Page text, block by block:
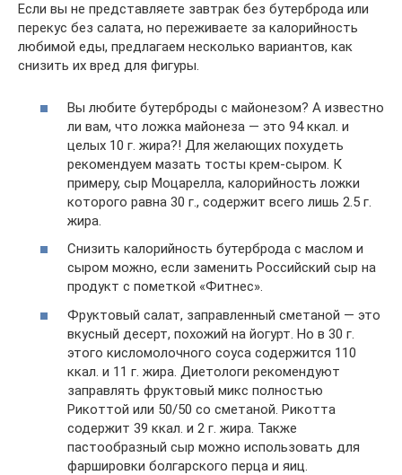
Если вы не представляете завтрак без бутерброда или
перекус без салата, но переживаете за калорийность
любимой еды, предлагаем несколько вариантов, как
снизить их вред для фигуры.
Вы любите бутерброды с майонезом? А известно
ли вам, что ложка майонеза — это 94 ккал. и
целых 10 г. жира?! Для желающих похудеть
рекомендуем мазать тосты крем-сыром. К
примеру, сыр Моцарелла, калорийность ложки
которого равна 30 г., содержит всего лишь 2.5 г.
жира.
Снизить калорийность бутерброда с маслом и
сыром можно, если заменить Российский сыр на
продукт с пометкой «Фитнес».
Фруктовый салат, заправленный сметаной — это
вкусный десерт, похожий на йогурт. Но в 30 г.
этого кисломолочного соуса содержится 110
ккал. и 11 г. жира. Диетологи рекомендуют
заправлять фруктовый микс полностью
Рикоттой или 50/50 со сметаной. Рикотта
содержит 39 ккал. и 2 г. жира. Также
пастообразный сыр можно использовать для
фаршировки болгарского перца и яиц.